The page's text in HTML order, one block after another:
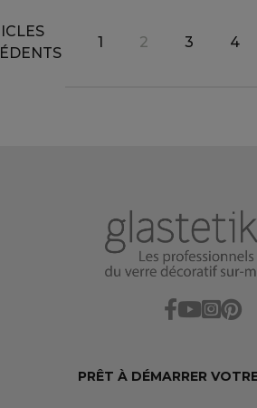
1 2 3 4
PRÊT À DÉMARRER